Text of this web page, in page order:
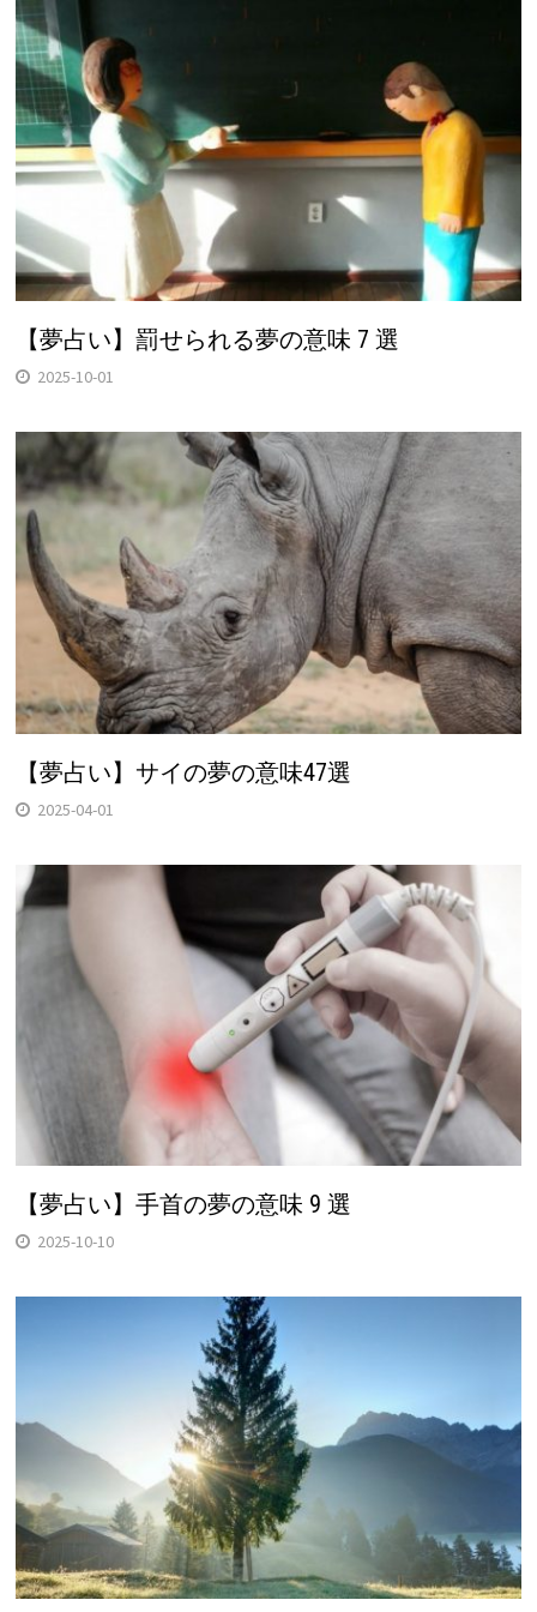
【夢占い】罰せられる夢の意味 7 選
2025-10-01
【夢占い】サイの夢の意味47選
2025-04-01
【夢占い】手首の夢の意味 9 選
2025-10-10